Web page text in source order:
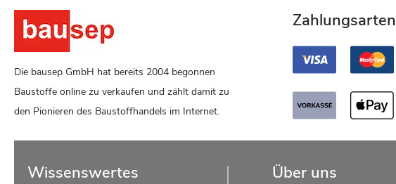
Die bausep GmbH hat bereits 2004 begonnen
Baustoffe online zu verkaufen und zählt damit zu
den Pionieren des Baustoffhandels im Internet.
Zahlungsarten
Wissenswertes
Über uns